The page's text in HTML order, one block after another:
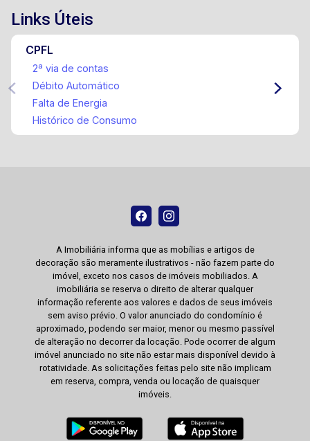
Links Úteis
CPFL
2ª via de contas
Débito Automático
Falta de Energia
Histórico de Consumo
A Imobiliária informa que as mobílias e artigos de
decoração são meramente ilustrativos - não fazem parte do
imóvel, exceto nos casos de imóveis mobiliados. A
imobiliária se reserva o direito de alterar qualquer
informação referente aos valores e dados de seus imóveis
sem aviso prévio. O valor anunciado do condomínio é
aproximado, podendo ser maior, menor ou mesmo passível
de alteração no decorrer da locação. Pode ocorrer de algum
imóvel anunciado no site não estar mais disponível devido à
rotatividade. As solicitações feitas pelo site não implicam
em reserva, compra, venda ou locação de quaisquer
imóveis.